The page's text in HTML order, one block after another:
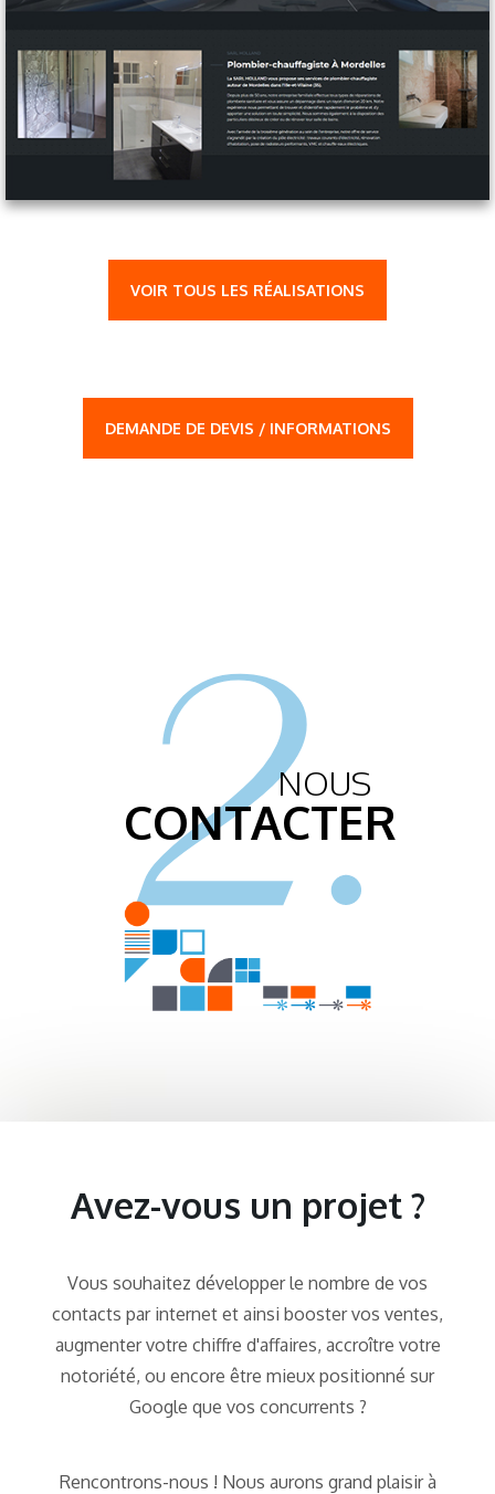
VOIR TOUS LES RÉALISATIONS
DEMANDE DE DEVIS / INFORMATIONS
2.
NOUS
CONTACTER
Avez-vous un projet ?
Vous souhaitez développer le nombre de vos
contacts par internet et ainsi booster vos ventes,
augmenter votre chiffre d'affaires, accroître votre
notoriété, ou encore être mieux positionné sur
Google que vos concurrents ?
Rencontrons-nous ! Nous aurons grand plaisir à